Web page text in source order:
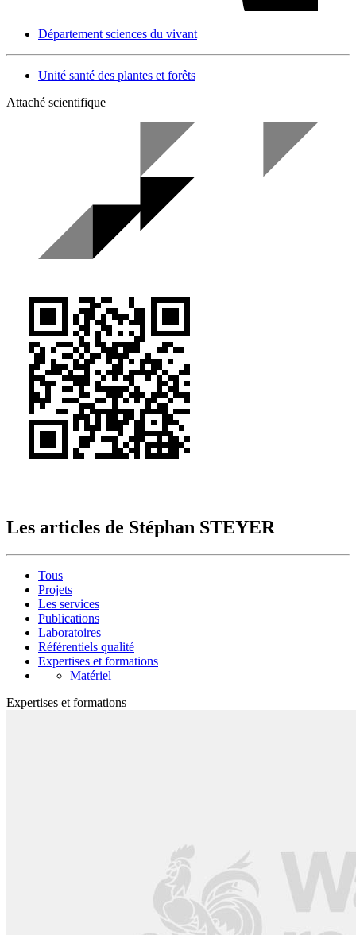
Département sciences du vivant
Unité santé des plantes et forêts
Attaché scientifique
Les articles de Stéphan STEYER
Tous
Projets
Les services
Publications
Laboratoires
Référentiels qualité
Expertises et formations
Matériel
Expertises et formations